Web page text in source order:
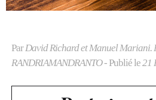
ParDavid Richard et Manuel Mariani.
RANDRIAMANDRANTO- Publié le21